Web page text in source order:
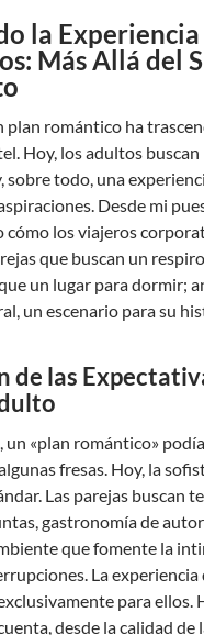
la
Más Allá del
plan romántico ha
Hoy, los adultos
sobre todo, una
Desde mi
cómo los viajeros
que buscan un
un lugar para dormir;
un escenario para su
de las
un «plan romántico»
fresas. Hoy, la
Las parejas buscan
gastronomía de autor
que fomente la
La experiencia
para ellos.
desde la calidad de